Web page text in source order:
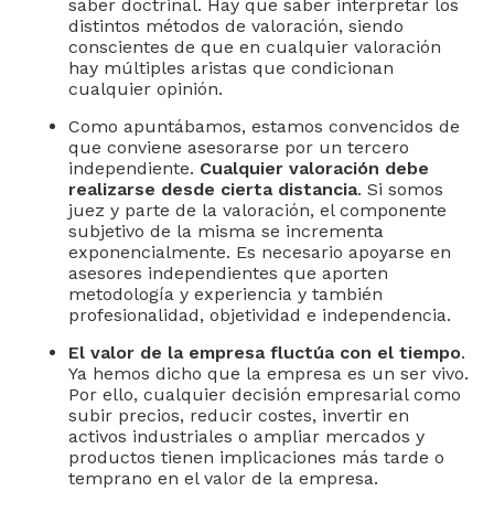
saber doctrinal. Hay que saber interpretar los
distintos métodos de valoración, siendo
conscientes de que en cualquier valoración
hay múltiples aristas que condicionan
cualquier opinión.
Como apuntábamos, estamos convencidos de
que conviene asesorarse por un tercero
independiente. Cualquier valoración debe
realizarse desde cierta distancia. Si somos
juez y parte de la valoración, el componente
subjetivo de la misma se incrementa
exponencialmente. Es necesario apoyarse en
asesores independientes que aporten
metodología y experiencia y también
profesionalidad, objetividad e independencia.
El valor de la empresa fluctúa con el tiempo.
Ya hemos dicho que la empresa es un ser vivo.
Por ello, cualquier decisión empresarial como
subir precios, reducir costes, invertir en
activos industriales o ampliar mercados y
productos tienen implicaciones más tarde o
temprano en el valor de la empresa.